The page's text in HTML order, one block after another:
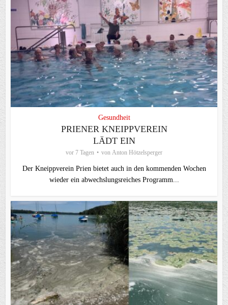
Gesundheit
PRIENER KNEIPPVEREIN
LÄDT EIN
vor 7 Tagen von Anton Hötzelsperger
Der Kneippverein Prien bietet auch in den kommenden Wochen
wieder ein abwechslungsreiches Programm...